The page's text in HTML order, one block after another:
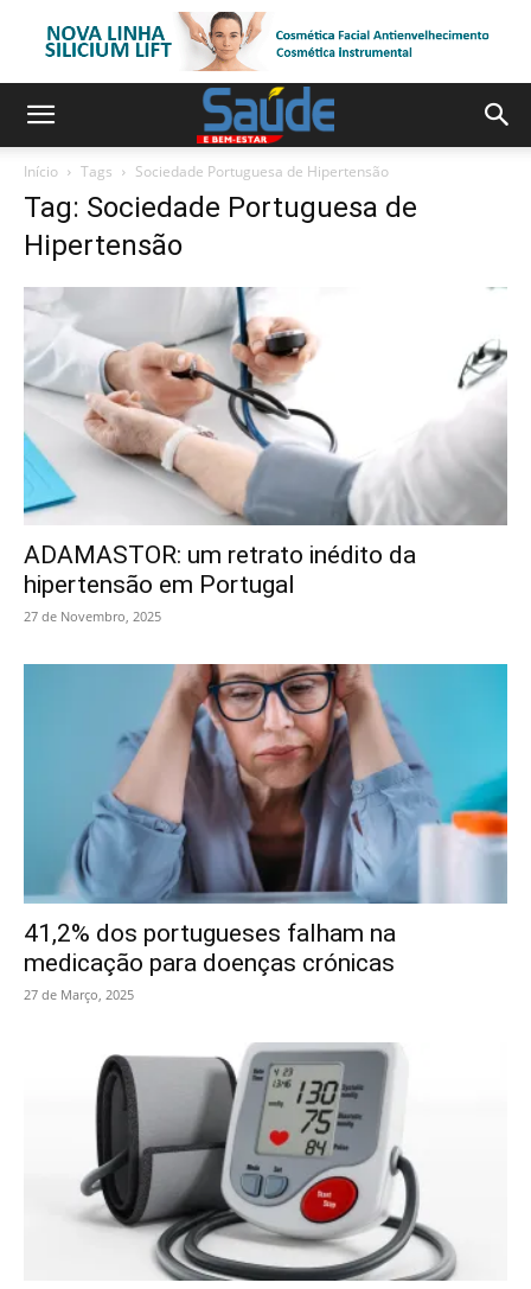
Início Tags Sociedade Portuguesa de Hipertensão
Tag: Sociedade Portuguesa de
Hipertensão
ADAMASTOR: um retrato inédito da
hipertensão em Portugal
27 de Novembro, 2025
41,2% dos portugueses falham na
medicação para doenças crónicas
27 de Março, 2025